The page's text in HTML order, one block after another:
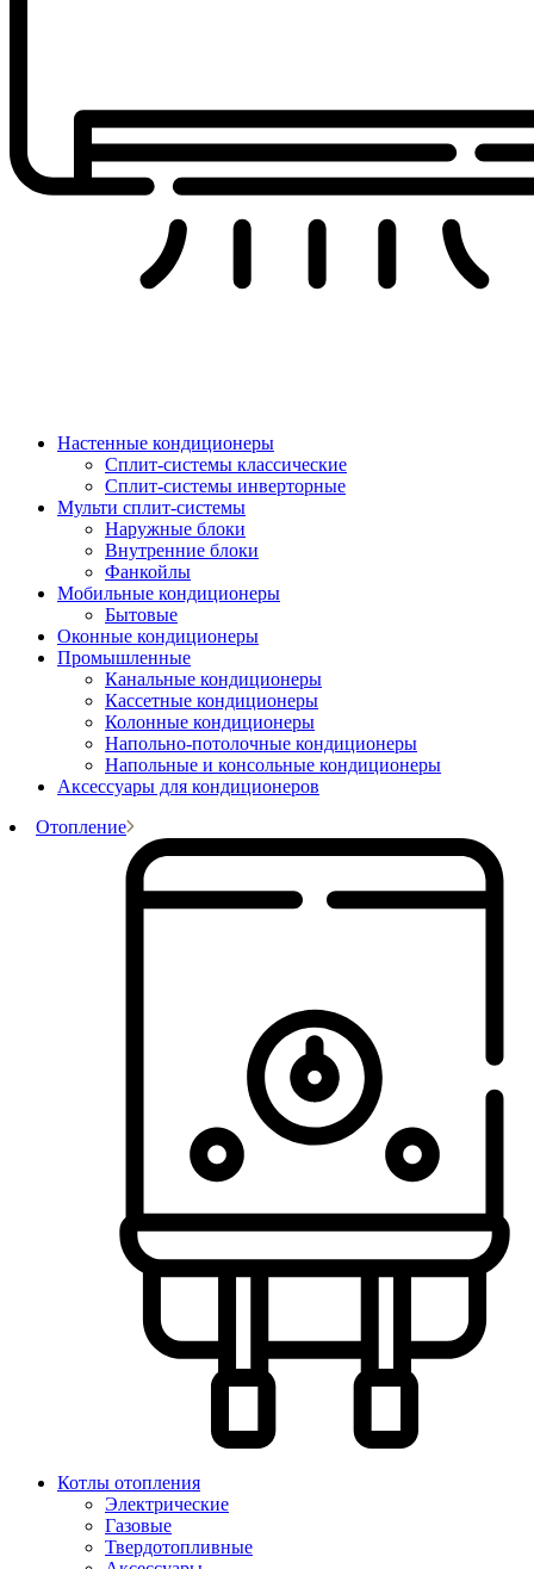
Настенные кондиционеры
Сплит-системы классические
Сплит-системы инверторные
Мульти сплит-системы
Наружные блоки
Внутренние блоки
Фанкойлы
Мобильные кондиционеры
Бытовые
Оконные кондиционеры
Промышленные
Канальные кондиционеры
Кассетные кондиционеры
Колонные кондиционеры
Напольно-потолочные кондиционеры
Напольные и консольные кондиционеры
Аксессуары для кондиционеров
Отопление
Котлы отопления
Электрические
Газовые
Твердотопливные